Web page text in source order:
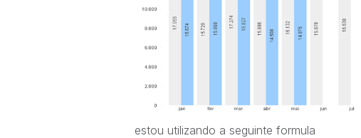
estou utilizando a seguinte formula